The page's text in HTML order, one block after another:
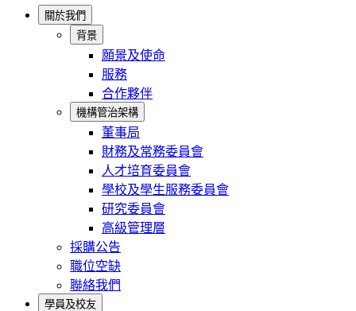
關於我們
背景
願景及使命
服務
合作夥伴
機構管治架構
董事局
財務及常務委員會
人才培育委員會
學校及學生服務委員會
研究委員會
高級管理層
採購公告
職位空缺
聯絡我們
學員及校友